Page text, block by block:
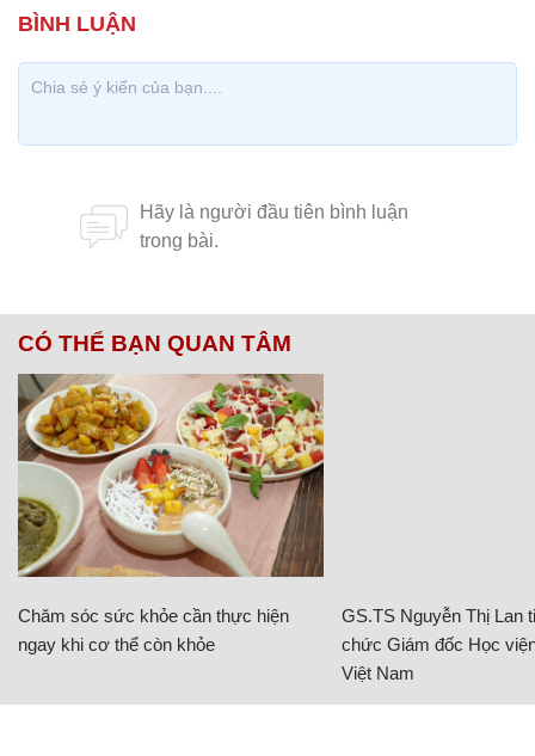
CÓ THỂ BẠN QUAN TÂM
Chăm sóc sức khỏe cần thực hiện
ngay khi cơ thể còn khỏe
GS.TS Nguyễn Thị Lan
chức Giám đốc Học
Việt Nam